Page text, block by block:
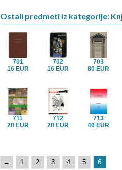
Ostali predmeti iz kategorije:
701
16 EUR
702
16 EUR
703
80 EUR
711
20 EUR
712
20 EUR
713
40 EUR
← 1 2 3 4 5 6